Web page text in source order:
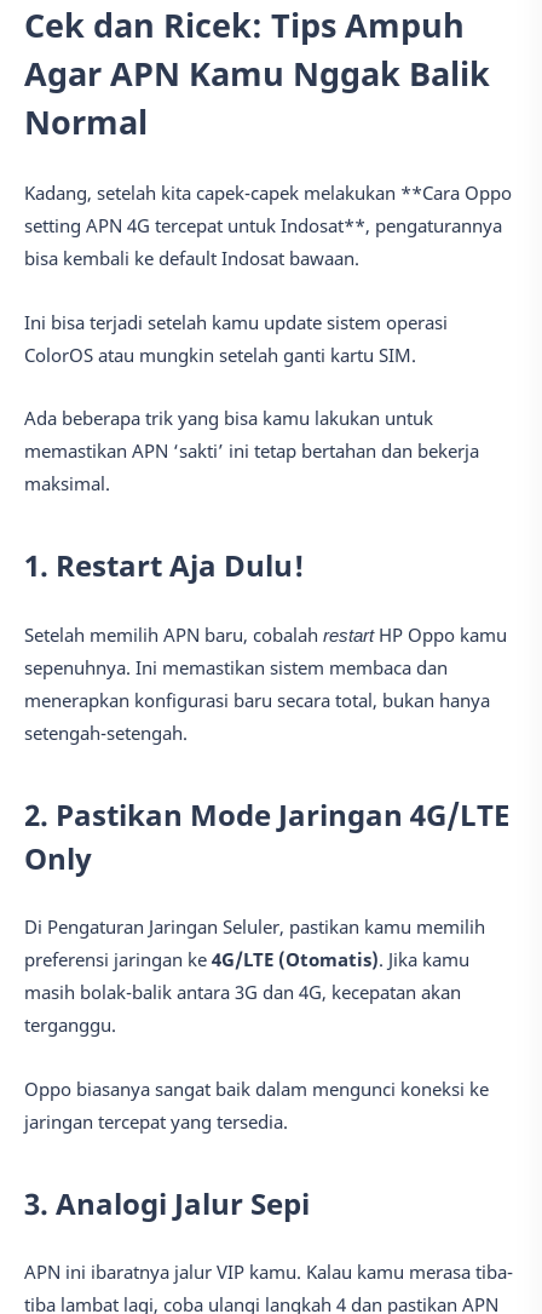
Cek dan Ricek: Tips Ampuh
Agar APN Kamu Nggak Balik
Normal
Kadang, setelah kita capek-capek melakukan **Cara Oppo
setting APN 4G tercepat untuk Indosat**, pengaturannya
bisa kembali ke default Indosat bawaan.
Ini bisa terjadi setelah kamu update sistem operasi
ColorOS atau mungkin setelah ganti kartu SIM.
Ada beberapa trik yang bisa kamu lakukan untuk
memastikan APN ‘sakti’ ini tetap bertahan dan bekerja
maksimal.
1. Restart Aja Dulu!
Setelah memilih APN baru, cobalah restartHP Oppo kamu
sepenuhnya. Ini memastikan sistem membaca dan
menerapkan konfigurasi baru secara total, bukan hanya
setengah-setengah.
2. Pastikan Mode Jaringan 4G/LTE
Only
Di Pengaturan Jaringan Seluler, pastikan kamu memilih
preferensi jaringan ke 4G/LTE (Otomatis). Jika kamu
masih bolak-balik antara 3G dan 4G, kecepatan akan
terganggu.
Oppo biasanya sangat baik dalam mengunci koneksi ke
jaringan tercepat yang tersedia.
3. Analogi Jalur Sepi
APN ini ibaratnya jalur VIP kamu. Kalau kamu merasa tiba-
tiba lambat lagi, coba ulangi langkah 4 dan pastikan APN